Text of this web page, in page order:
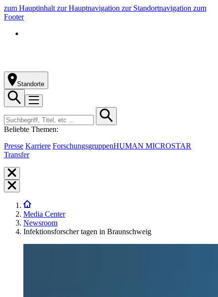
zum Hauptinhalt zur Hauptnavigation zur Standortnavigation zum
Footer
Standorte
Beliebte Themen:
Presse Karriere ForschungsgruppenHUMAN MICROSTAR
Transfer
Media Center
Newsroom
Infektionsforscher tagen in Braunschweig